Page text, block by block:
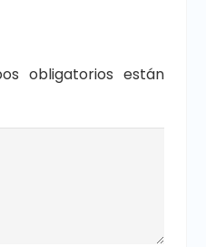
obligatorios están